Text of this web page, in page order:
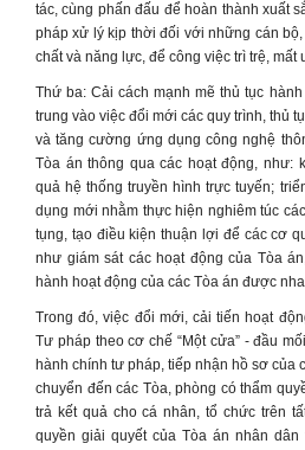
tác, cùng phấn đấu để hoàn thành xuất
pháp xử lý kịp thời đối với những cán
chất và năng lực, để công việc trì trệ, mất
Thứ ba: Cải cách mạnh mẽ thủ tục
trung vào việc đổi mới các quy trình, thủ
và tăng cường ứng dụng công nghệ
Tòa án thông qua các hoạt động, như:
quả hệ thống truyền hình trực tuyến;
dụng mới nhằm thực hiện nghiêm túc
tụng, tạo điều kiện thuận lợi để các cơ
như giám sát các hoạt động của Tòa
hành hoạt động của các Tòa án được
Trong đó, việc đổi mới, cải tiến hoạt
Tư pháp theo cơ chế “Một cửa” - đầu
hành chính tư pháp, tiếp nhận hồ sơ của
chuyển đến các Tòa, phòng có thẩm
trả kết quả cho cá nhân, tổ chức trên
quyền giải quyết của Tòa án nhân